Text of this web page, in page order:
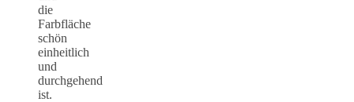
die
Farbfläche
schön
einheitlich
und
durchgehend
ist.